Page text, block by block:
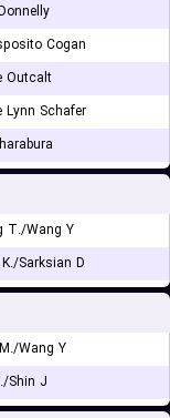
Cogan
Outcalt
Lynn Schafer
T./Wang Y.
Sarksian D.
Wang Y.
Shin J.